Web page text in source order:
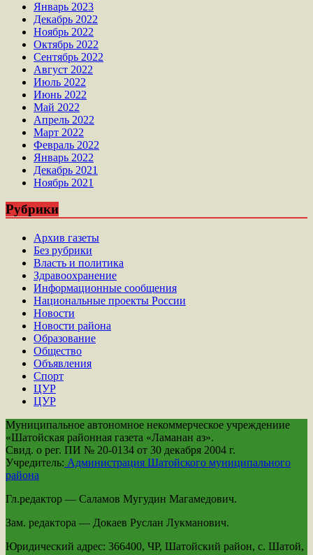
Январь 2023
Декабрь 2022
Ноябрь 2022
Октябрь 2022
Сентябрь 2022
Август 2022
Июль 2022
Июнь 2022
Май 2022
Апрель 2022
Март 2022
Февраль 2022
Январь 2022
Декабрь 2021
Ноябрь 2021
Рубрики
Архив газеты
Без рубрики
Власть и политика
Здравоохранение
Информационные сообщения
Национальные проекты России
Новости
Новости района
Образование
Общество
Объявления
Спорт
ЦУР
ЦУР
Муниципальное автономное некоммерческое учреждениие
«Шатойская районная газета «Ламанан аз».
Свид. о рег. ПИ № 20-0134 от 30 декабря 2004 г.
Учредитель: Администрация Шатойского муниципального
района
Гл.редактор — Саламов Мугудин Магамедович.
Зам. редактора — Докаев Руслан Лукманович.
Юридический адрес: 366400, ЧР, Шатойский район, с. Шатой,